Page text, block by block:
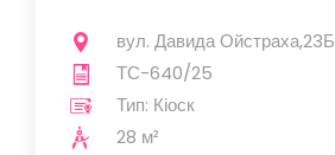
вул. Давида Ойстраха,23Б
ТС-640/25
Тип: Кіоск
28 м²